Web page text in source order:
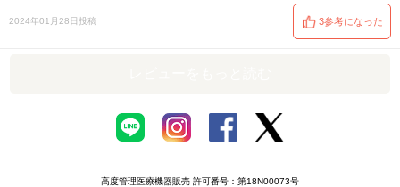
2024年01月28日投稿 3参考になった
高度管理医療機器販売 許可番号：第18N00073号